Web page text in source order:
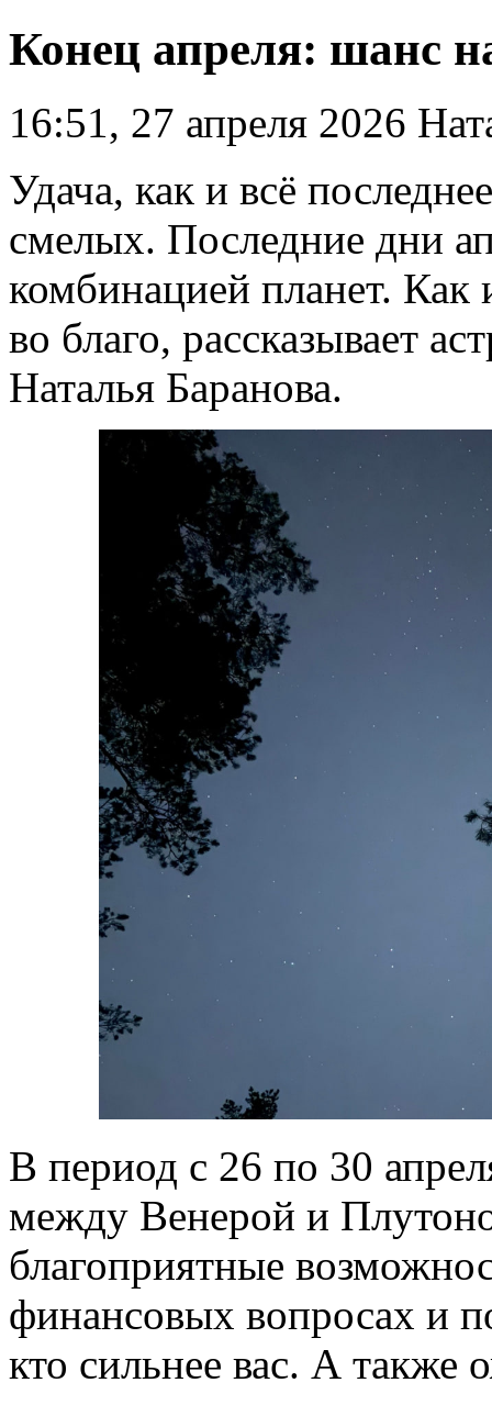
Конец апреля: шанс
16:51, 27 апреля 2026
Удача, как и всё
смелых. Последние дни
комбинацией планет. Как
во благо, рассказывает
Наталья Баранова.
В период с 26 по 30
между Венерой и
благоприятные
финансовых вопросах и
кто сильнее вас. А также